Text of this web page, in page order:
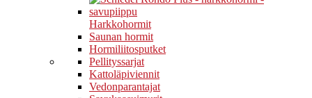
Harkkohormit
Saunan hormit
Hormiliitosputket
Pellityssarjat
Kattoläpiviennit
Vedonparantajat